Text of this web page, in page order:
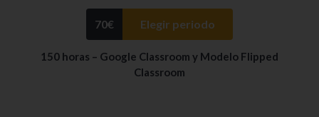
70€ Elegir periodo
150 horas – Google Classroom y Modelo Flipped
Classroom